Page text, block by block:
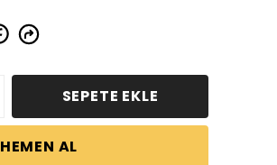
SEPETE EKLE
HEMEN AL